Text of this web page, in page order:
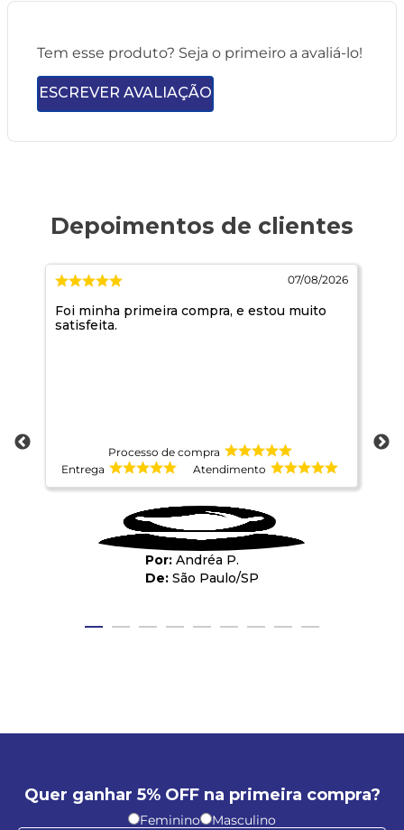
Tem esse produto? Seja o primeiro a avaliá-lo!
ESCREVER AVALIAÇÃO
07/08/2026
Foi minha primeira compra, e estou muito
satisfeita.
Processo de compra
Entrega
Atendimento
Andréa P.
São Paulo/SP
Quer ganhar 5% OFF na primeira compra?
Feminino Masculino